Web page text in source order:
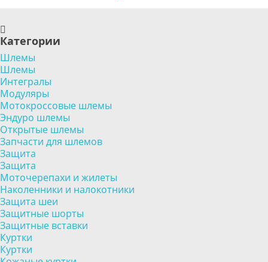
Категории
Шлемы
Шлемы
Интегралы
Модуляры
Мотокроссовые шлемы
Эндуро шлемы
Открытые шлемы
Запчасти для шлемов
Защита
Защита
Моточерепахи и жилеты
Наколенники и налокотники
Защита шеи
Защитные шорты
Защитные вставки
Куртки
Куртки